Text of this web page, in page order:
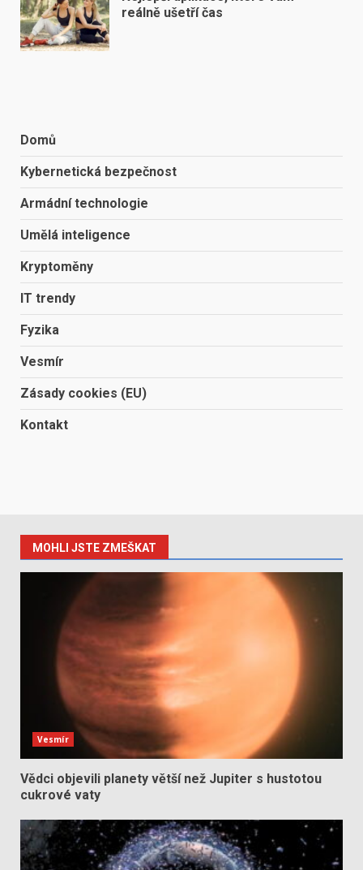
reálně ušetří čas
Domů
Kybernetická bezpečnost
Armádní technologie
Umělá inteligence
Kryptoměny
IT trendy
Fyzika
Vesmír
Zásady cookies (EU)
Kontakt
MOHLI JSTE ZMEŠKAT
Vesmír
Vědci objevili planety větší než Jupiter s hustotou
cukrové vaty